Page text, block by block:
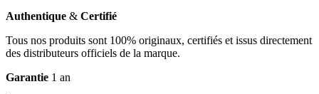
Authentique & Certifié
Tous nos produits sont 100% originaux, certifiés et issus directement
des distributeurs officiels de la marque.
Garantie 1 an